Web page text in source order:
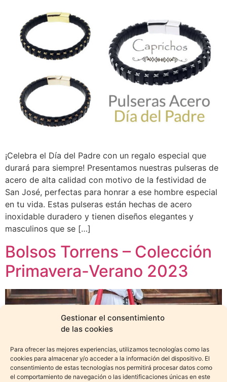
Gestionar el consentimiento
de las cookies
Para ofrecer las mejores experiencias, utilizamos tecnologías como las
cookies para almacenar y/o acceder a la información del dispositivo. El
consentimiento de estas tecnologías nos permitirá procesar datos como
el comportamiento de navegación o las identificaciones únicas en este
¡Celebra el Día del Padre con un regalo especial que
durará para siempre! Presentamos nuestras pulseras de
acero de alta calidad con motivo de la festividad de
San José, perfectas para honrar a ese hombre especial
en tu vida. Estas pulseras están hechas de acero
inoxidable duradero y tienen diseños elegantes y
masculinos que se […]
Bolsos Torrens – Colección
Primavera-Verano 2023